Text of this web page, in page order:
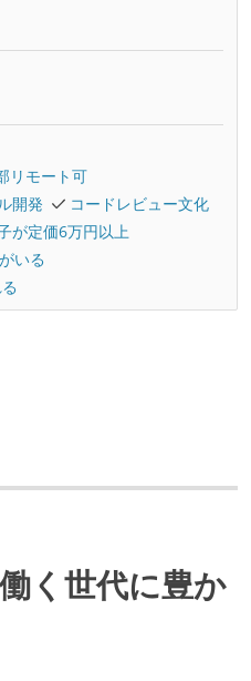
リモート可
開発
コードレビュー文化
が定価6万円以上
いる
く世代に豊か